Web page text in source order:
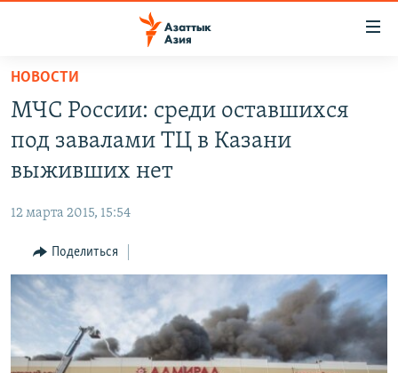
Вернуться
основному
содержанию
главной
навигации
Вернутся
поиску
ТАДЖИКИСТАН
ҚАЗАҚША
КЫРГЫЗЧА
ЎЗБЕКЧА
TÜRKMENÇE
Все сайты РСЕ/РС
НОВОСТИ
МЧС России: среди оставшихся
под завалами ТЦ в Казани
выживших нет
12 марта 2015, 15:54
Поделиться